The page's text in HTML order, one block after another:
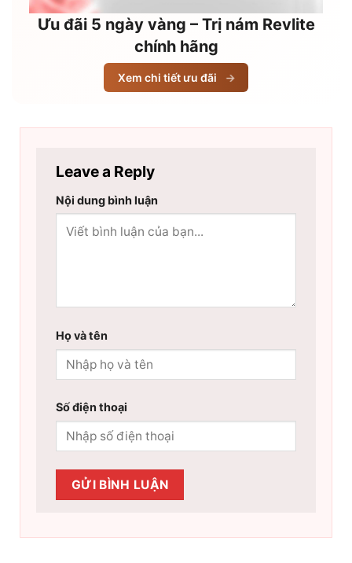
Ưu đãi 5 ngày vàng – Trị nám Revlite
chính hãng
Xem chi tiết ưu đãi →
Leave a Reply
Nội dung bình luận
Họ và tên
Số điện thoại